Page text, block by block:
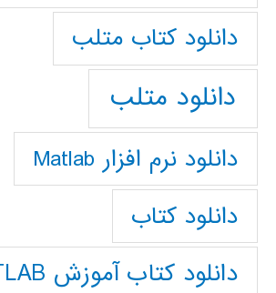
دانلود كتاب متلب
دانلود متلب
دانلود نرم افزار Matlab
دانلود کتاب
دانلود کتاب آموزش MATLAB